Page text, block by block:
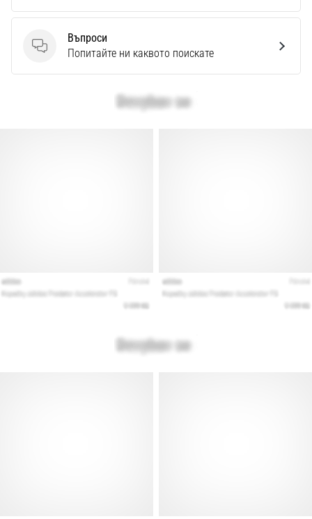
Въпроси
Въпроси
Попитайте ни каквото поискате